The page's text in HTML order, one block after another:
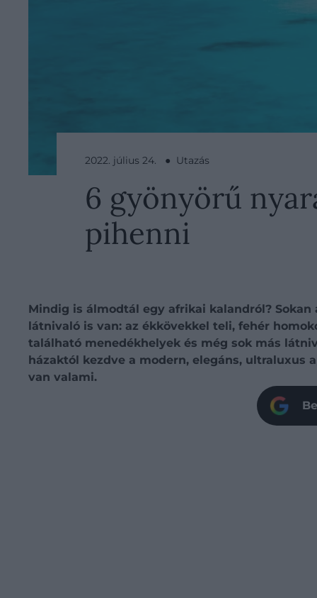
2022. július 24. ● Utazás
6 gyönyörű
pihenni
Mindig is álmodtál egy afrikai kalandról?
látnivaló is van: az ékkövekkel teli, fehér
található menedékhelyek és még sok más
házaktól kezdve a modern, elegáns,
van valami.